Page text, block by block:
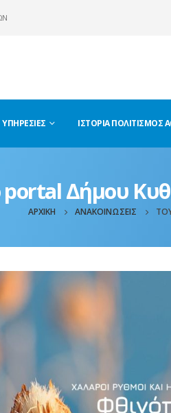
ΥΠΗΡΕΣΊΕΣ ΙΣΤΟΡΊΑ ΠΟΛΙΤΙΣΜΌΣ
portal Δήμου
ΑΡΧΙΚΉ ΑΝΑΚΟΙΝΏΣΕΙΣ